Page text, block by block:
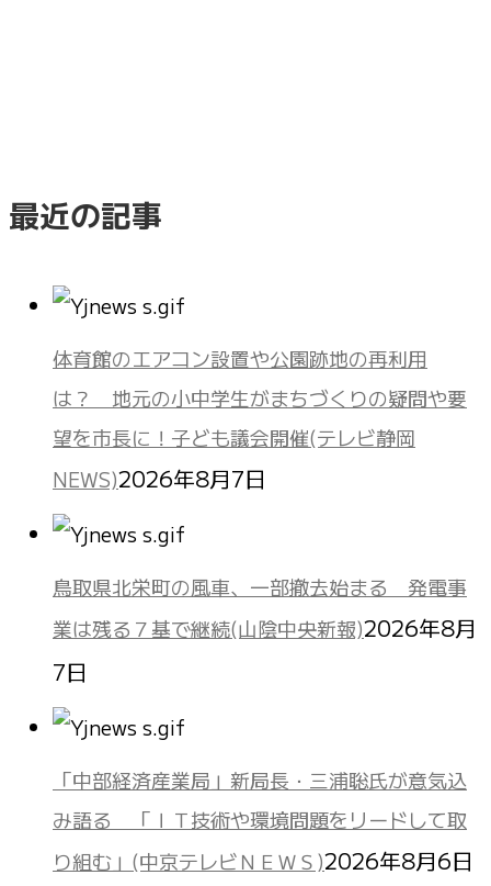
最近の記事
体育館のエアコン設置や公園跡地の再利用
は？ 地元の小中学生がまちづくりの疑問や要
望を市長に！子ども議会開催(テレビ静岡
NEWS)2026年8月7日
鳥取県北栄町の風車、一部撤去始まる 発電事
業は残る７基で継続(山陰中央新報)2026年8月
7日
「中部経済産業局」新局長・三浦聡氏が意気込
み語る 「ＩＴ技術や環境問題をリードして取
り組む」(中京テレビＮＥＷＳ)2026年8月6日